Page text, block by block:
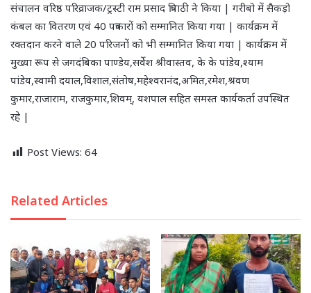
संचालन वरिष्ठ परिव्राजक/ट्रस्टी राम प्रसाद त्रिपाठी ने किया | गरीबो में सैकड़ो
कंबल का वितरण एवं 40 पत्रकारों को सम्मानित किया गया | कार्यक्रम में
रक्तदान करने वाले 20 परिजनों को भी सम्मानित किया गया | कार्यक्रम में
मुख्या रूप से जगदंबिका पाण्डेय,सर्वेश श्रीवास्तव, के के पांडेय,श्याम
पांडेय,स्वामी दयाल,विशाल,संतोष,महेश्वरानंद,अमित,रमेश,श्रवण
कुमार,राजाराम, राजकुमार,शिवम्, यशपाल सहित समस्त कार्यकर्ता उपस्थित
रहे |
Post Views: 64
Related Articles